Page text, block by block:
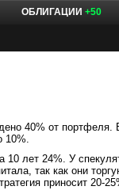
ОБЛИГАЦИИ +50
40% от портфеля.
10 лет 24%. У
так как они
приносит 20-